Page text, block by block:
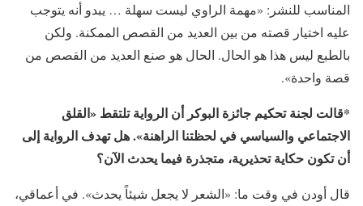
المناسب للنشر: «مهمة الراوي ليست سهلة … يبدو أنه يتوجب
عليه اختيار قصته من بين العديد من القصص الممكنة. ولكن
بالطبع ليس هذا هو الحال. الحال هو صنع العديد من القصص من
قصة واحدة».
*قالت لجنة تحكيم جائزة البوكر أن الرواية تلتقط «القلق
الاجتماعي والسياسي في لحظتنا الراهنة». هل تهدف الرواية إلى
أن تكون حكاية تحذيرية، متجذرة فيما يحدث الآن؟
قال أودن في وقت ما: «الشعر لا يجعل شيئاً يحدث». في أعماقي،